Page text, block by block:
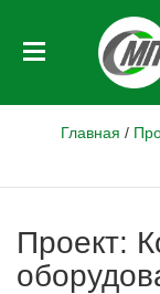
Главная /
Проект: